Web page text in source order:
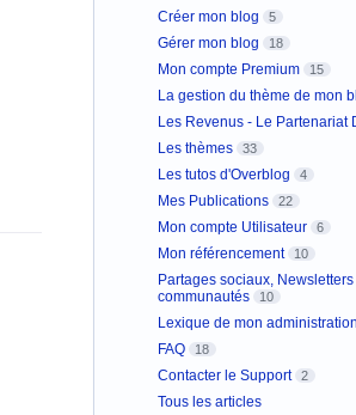
Créer mon blog 5
Gérer mon blog 18
Mon compte Premium 15
La gestion du thème de mon
Les Revenus - Le Partenariat
Les thèmes 33
Les tutos d'Overblog 4
Mes Publications 22
Mon compte Utilisateur 6
Mon référencement 10
Partages sociaux,
communautés
10
Lexique de mon
FAQ 18
Contacter le Support 2
Tous les articles